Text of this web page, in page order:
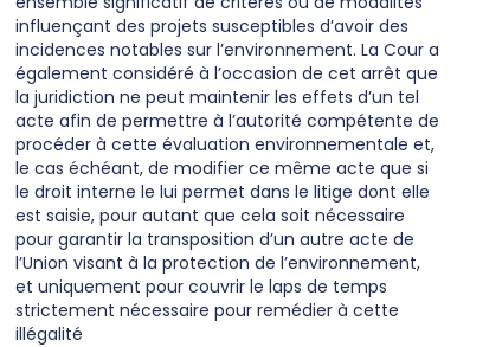
influençant des projets susceptibles d’avoir des
incidences notables sur l’environnement. La Cour a
également considéré à l’occasion de cet arrêt que
la juridiction ne peut maintenir les effets d’un tel
acte afin de permettre à l’autorité compétente de
procéder à cette évaluation environnementale et,
le cas échéant, de modifier ce même acte que si
le droit interne le lui permet dans le litige dont elle
est saisie, pour autant que cela soit nécessaire
pour garantir la transposition d’un autre acte de
l’Union visant à la protection de l’environnement,
et uniquement pour couvrir le laps de temps
strictement nécessaire pour remédier à cette
illégalité